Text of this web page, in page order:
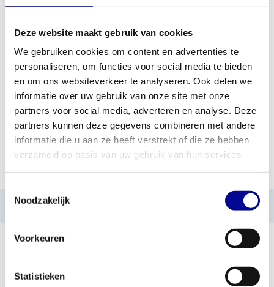
Deze website maakt gebruik van cookies
We gebruiken cookies om content en advertenties te
personaliseren, om functies voor social media te bieden
en om ons websiteverkeer te analyseren. Ook delen we
informatie over uw gebruik van onze site met onze
partners voor social media, adverteren en analyse. Deze
partners kunnen deze gegevens combineren met andere
informatie die u aan ze heeft verstrekt of die ze hebben
verzameld op basis van uw gebruik van hun services.
Noodzakelijk
Voorkeuren
Statistieken
TOEVOEGEN AAN OFFERTE
PROFESSIONEEL
FITNESSAPPARATUUR
STANDAARD ÉÉN JAAR
GARANTIE
MEER DAN 28 JAAR
ERVARING
BESTE PRIJZEN EN
MOOISTE APPARATUUR
INFORMATIE
Geen informatie gevonden